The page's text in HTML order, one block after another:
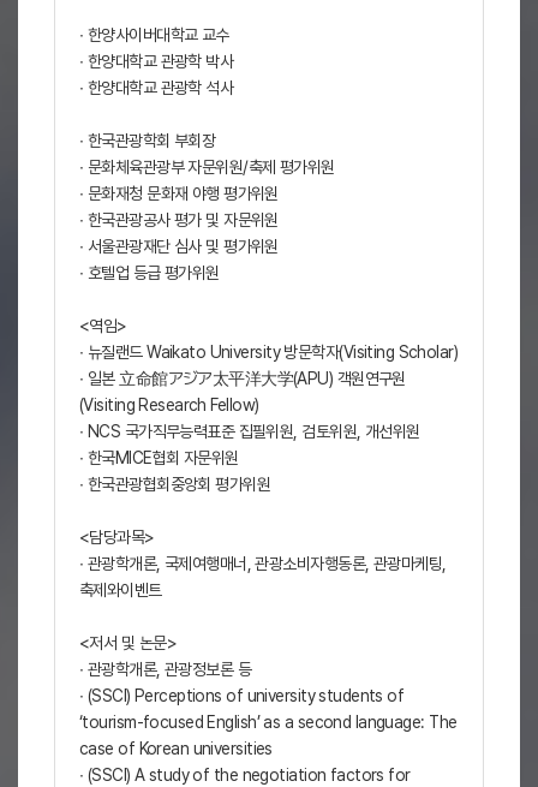
∙ 한양사이버대학교 교수
∙ 한양대학교 관광학 박사
∙ 한양대학교 관광학 석사
∙ 한국관광학회 부회장
∙ 문화체육관광부 자문위원/축제 평가위원
∙ 문화재청 문화재 야행 평가위원
∙ 한국관광공사 평가 및 자문위원
∙ 서울관광재단 심사 및 평가위원
∙ 호텔업 등급 평가위원
<역임>
∙ 뉴질랜드 Waikato University 방문학자(Visiting Scholar)
∙ 일본 立命館アジア太平洋大学(APU) 객원연구원
(Visiting Research Fellow)
∙ NCS 국가직무능력표준 집필위원, 검토위원, 개선위원
∙ 한국MICE협회 자문위원
∙ 한국관광협회중앙회 평가위원
<담당과목>
∙ 관광학개론, 국제여행매너, 관광소비자행동론, 관광마케팅,
축제와이벤트
<저서 및 논문>
∙ 관광학개론, 관광정보론 등
∙ (SSCI) Perceptions of university students of
‘tourism-focused English’ as a second language: The
case of Korean universities
∙ (SSCI) A study of the negotiation factors for